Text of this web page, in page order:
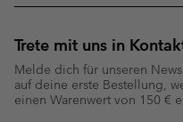
Trete mit uns in
Melde dich für unseren
auf deine erste Bestellung,
einen Warenwert von 150 €